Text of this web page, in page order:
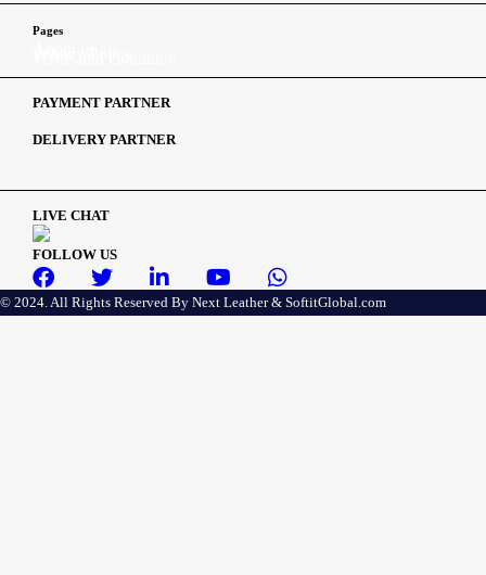
Pages
PAYMENT PARTNER
DELIVERY PARTNER
LIVE CHAT
FOLLOW US
© 2024. All Rights Reserved By Next Leather & SoftitGlobal.com